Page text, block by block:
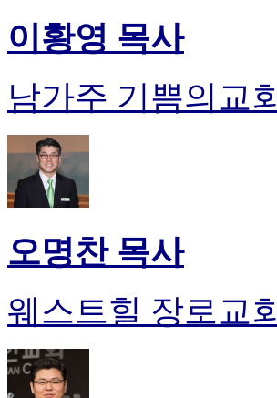
이황영 목사
남가주 기쁨의교회
오명찬 목사
웨스트힐 장로교회